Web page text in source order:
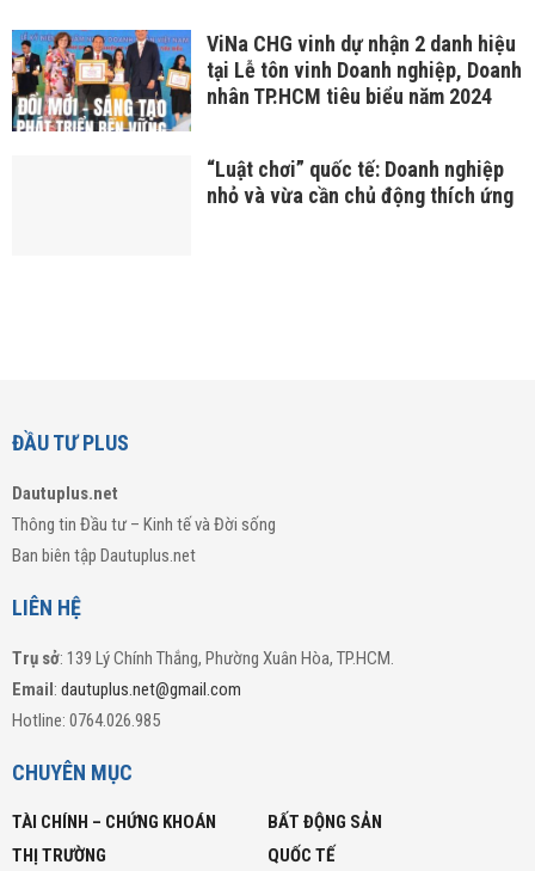
ViNa CHG vinh dự nhận 2 danh hiệu
tại Lễ tôn vinh Doanh nghiệp, Doanh
nhân TP.HCM tiêu biểu năm 2024
“Luật chơi” quốc tế: Doanh nghiệp
nhỏ và vừa cần chủ động thích ứng
ĐẦU TƯ PLUS
Dautuplus.net
Thông tin Đầu tư – Kinh tế và Đời sống
Ban biên tập Dautuplus.net
LIÊN HỆ
Trụ sở: 139 Lý Chính Thắng, Phường Xuân Hòa, TP.HCM.
Email: dautuplus.net@gmail.com
Hotline: 0764.026.985
CHUYÊN MỤC
TÀI CHÍNH – CHỨNG KHOÁN
BẤT ĐỘNG SẢN
THỊ TRƯỜNG
QUỐC TẾ